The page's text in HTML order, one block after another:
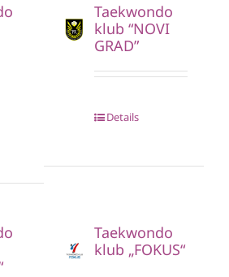
Taekwondo
klub “NOVI
GRAD”
Details
Taekwondo
klub „FOKUS“